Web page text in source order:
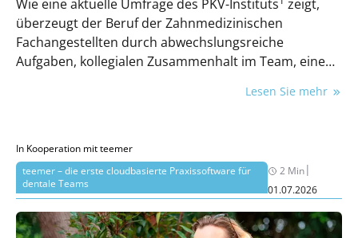
Wie eine aktuelle Umfrage des PKV-Instituts zeigt,
überzeugt der Beruf der Zahnmedizinischen
Fachangestellten durch abwechslungsreiche
Aufgaben, kollegialen Zusammenhalt im Team, eine
tägliche Chance, Menschen zu helfen. FürLesen Sie mehr
In Kooperation mit teemer
teemer – die erste cloudbasierte Praxissoftware für
dentale Teams
2 Min|
01.07.2026